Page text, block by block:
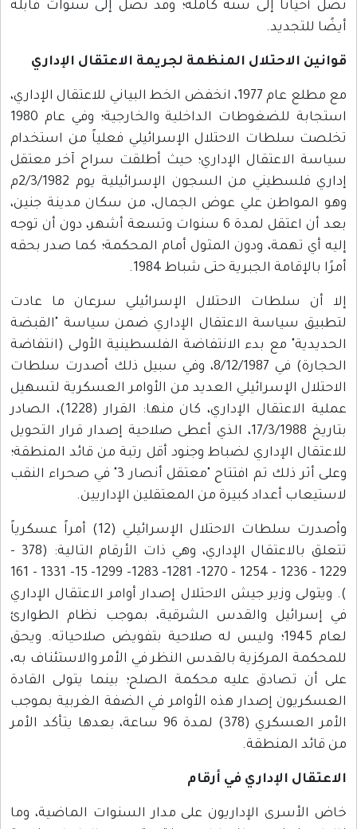
تصل أحيانًا إلى سنة كاملة؛ وقد تصل إلى سنوات قابلة
أيضًا للتجديد.
قوانين الاحتلال المنظمة لجريمة الاعتقال الإداري
مع مطلع عام 1977، انخفض الخط البياني للاعتقال الإداري،
استجابة للضغوطات الداخلية والخارجية؛ وفي عام 1980
تخلصت سلطات الاحتلال الإسرائيلي فعلياً من استخدام
سياسة الاعتقال الإداري؛ حيث أطلقت سراح آخر معتقل
إداري فلسطيني من السجون الإسرائيلية يوم 2/3/1982م
وهو المواطن علي عوض الجمال، من سكان مدينة جنين،
بعد أن اعتقل لمدة 6 سنوات وتسعة أشهر، دون أن توجه
إليه أي تهمة، ودون المثول أمام المحكمة؛ كما صدر بحقه
أمرًا بالإقامة الجبرية حتى شباط 1984.
إلا أن سلطات الاحتلال الإسرائيلي سرعان ما عادت
لتطبيق سياسة الاعتقال الإداري ضمن سياسة "القبضة
الحديدية" مع بدء الانتفاضة الفلسطينية الأولى (انتفاضة
الحجارة) في 8/12/1987، وفي سبيل ذلك أصدرت سلطات
الاحتلال الإسرائيلي العديد من الأوامر العسكرية لتسهيل
عملية الاعتقال الإداري، كان منها: القرار (1228)، الصادر
بتاريخ 17/3/1988، الذي أعطى صلاحية إصدار قرار التحويل
للاعتقال الإداري لضباط وجنود أقل رتبة من قائد المنطقة؛
وعلى أثر ذلك تم افتتاح "معتقل أنصار 3" في صحراء النقب
لاستيعاب أعداد كبيرة من المعتقلين الإداريين.
وأصدرت سلطات الاحتلال الإسرائيلي (12) أمراً عسكرياً
تتعلق بالاعتقال الإداري، وهي ذات الأرقام التالية: (378 -
1229 - 1236 - 1254 - 1270- 1281- 1283- 1299- 15- 1331 - 161
). ويتولى وزير جيش الاحتلال إصدار أوامر الاعتقال الإداري
في إسرائيل والقدس الشرقية، بموجب نظام الطوارئ
لعام 1945؛ وليس له صلاحية بتفويض صلاحياته. ويحق
للمحكمة المركزية بالقدس النظر في الأمر والاستئناف به،
على أن تصادق عليه محكمة الصلح؛ بينما يتولى القادة
العسكريون إصدار هذه الأوامر في الضفة الغربية بموجب
الأمر العسكري (378) لمدة 96 ساعة، بعدها يتأكد الأمر
من قائد المنطقة.
الاعتقال الإداري في أرقام
خاض الأسرى الإداريون على مدار السنوات الماضية، وما